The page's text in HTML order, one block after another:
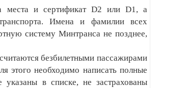
места и сертификат D2 или D1, а
Имена и фамилии всех
систему Минтранса не позднее,
безбилетными пассажирами
этого необходимо написать полные
в списке, не застрахованы